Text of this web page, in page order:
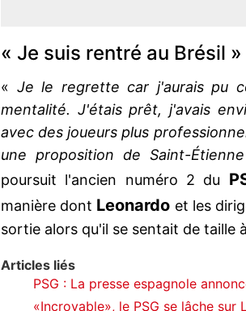
« Je suis rentré au Brésil »
« Je le regrette car j'aurais pu
mentalité. J'étais prêt, j'avais
avec des joueurs plus
une proposition de Saint-
poursuit l'ancien numéro 2 du
manière dont Leonardo et les
sortie alors qu'il se sentait de taille
Articles liés
PSG : La presse espagnole
«Incroyable», le PSG se lâche sur